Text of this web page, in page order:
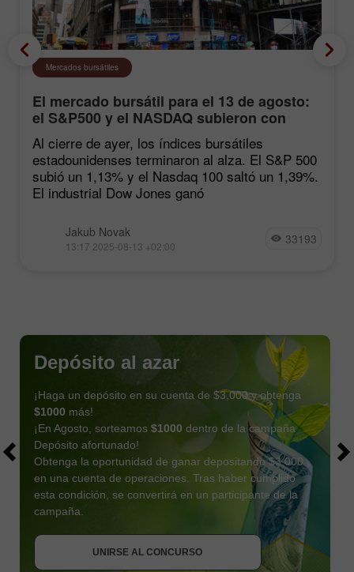
Mercados bursátiles
El mercado bursátil para el 13 de agosto:
el S&P500 y el NASDAQ subieron con
fuerza tras las estadísticas de inflación
Al cierre de ayer, los índices bursátiles
estadounidenses terminaron al alza. El S&P 500
subió un 1,13% y el Nasdaq 100 saltó un 1,39%.
El industrial Dow Jones ganó
Jakub Novak
13:17 2025-08-13 +02:00 33193
Depósito al azar
¡Haga un depósito en su cuenta de $3,000 y obtenga
$1000 más!
¡En Agosto, sorteamos $1000 dentro de la campaña
Depósito afortunado!
Obtenga la oportunidad de ganar depositando $3,000
en una cuenta de operaciones. Tras haber cumplido
esta condición, se convertirá en un participante de la
campaña.
UNIRSE AL CONCURSO